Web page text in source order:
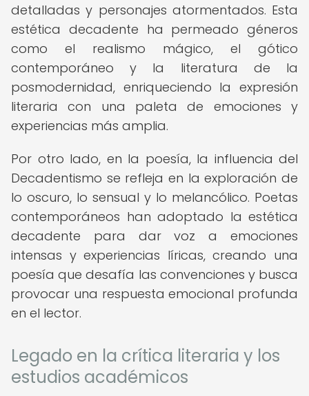
detalladas y personajes atormentados. Esta
estética decadente ha permeado géneros
como el realismo mágico, el gótico
contemporáneo y la literatura de la
posmodernidad, enriqueciendo la expresión
literaria con una paleta de emociones y
experiencias más amplia.
Por otro lado, en la poesía, la influencia del
Decadentismo se refleja en la exploración de
lo oscuro, lo sensual y lo melancólico. Poetas
contemporáneos han adoptado la estética
decadente para dar voz a emociones
intensas y experiencias líricas, creando una
poesía que desafía las convenciones y busca
provocar una respuesta emocional profunda
en el lector.
Legado en la crítica literaria y los
estudios académicos